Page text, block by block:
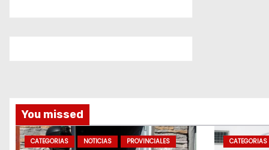
You missed
CATEGORIAS NOTICIAS PROVINCIALES CATEGORIAS